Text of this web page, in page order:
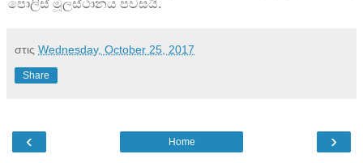
පොලිස්‌ මූලස්‌ථානය පවසයි.
στις Wednesday, October 25, 2017
Share
‹ ›
Home